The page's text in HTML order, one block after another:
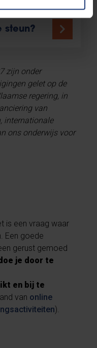
steun?
zijn onder
gelet op de
regering, in
van
internationale
ons onderwijs voor
is een vraag waar
Een goede
gerust gemoed
je door te
en bij te
van online
).